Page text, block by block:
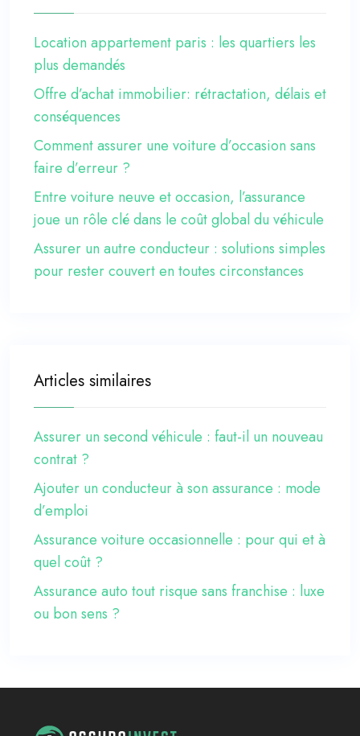
Location appartement paris : les quartiers les
plus demandés
Offre d’achat immobilier: rétractation, délais et
conséquences
Comment assurer une voiture d’occasion sans
faire d’erreur ?
Entre voiture neuve et occasion, l’assurance
joue un rôle clé dans le coût global du véhicule
Assurer un autre conducteur : solutions simples
pour rester couvert en toutes circonstances
Articles similaires
Assurer un second véhicule : faut-il un nouveau
contrat ?
Ajouter un conducteur à son assurance : mode
d’emploi
Assurance voiture occasionnelle : pour qui et à
quel coût ?
Assurance auto tout risque sans franchise : luxe
ou bon sens ?